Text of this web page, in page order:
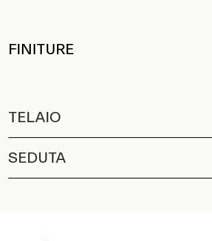
FINITURE
TELAIO
SEDUTA